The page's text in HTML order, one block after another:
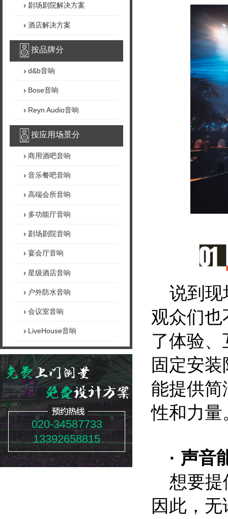
剧场剧院解决方案
酒店解决方案
按品牌分
d&b音响
Bose音响
Reyn Audio音响
按应用场景分
商用酒吧音响
音乐餐吧音响
高端会所音响
多功能厅音响
剧场剧院音响
宴会厅音响
星级酒店音响
户外防水音响
会议室音响
LiveHouse音响
020-34587733
13392658815
说到现
观众们
了体验
固定安
能提供简
性和力量
· 声音
想要
因此，